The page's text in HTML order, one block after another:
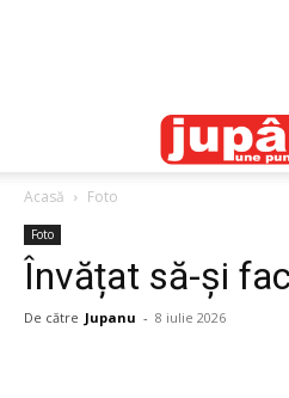
Acasă Foto
Foto
Învățat să-și
De către Jupanu - 8 iulie 2026